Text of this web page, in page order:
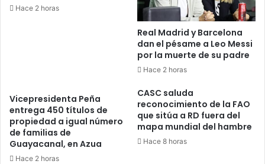
Hace 2 horas
Real Madrid y Barcelona
dan el pésame a Leo Messi
por la muerte de su padre
Hace 2 horas
Vicepresidenta Peña
entrega 450 títulos de
propiedad a igual número
de familias de
Guayacanal, en Azua
Hace 2 horas
CASC saluda
reconocimiento de la FAO
que sitúa a RD fuera del
mapa mundial del hambre
Hace 8 horas